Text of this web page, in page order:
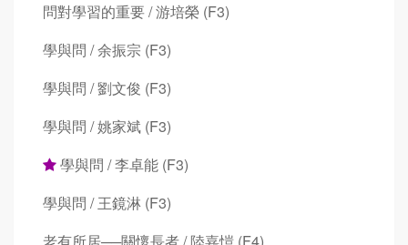
問對學習的重要 / 游培榮 (F3)
學與問 / 余振宗 (F3)
學與問 / 劉文俊 (F3)
學與問 / 姚家斌 (F3)
學與問 / 李卓能 (F3)
學與問 / 王鏡淋 (F3)